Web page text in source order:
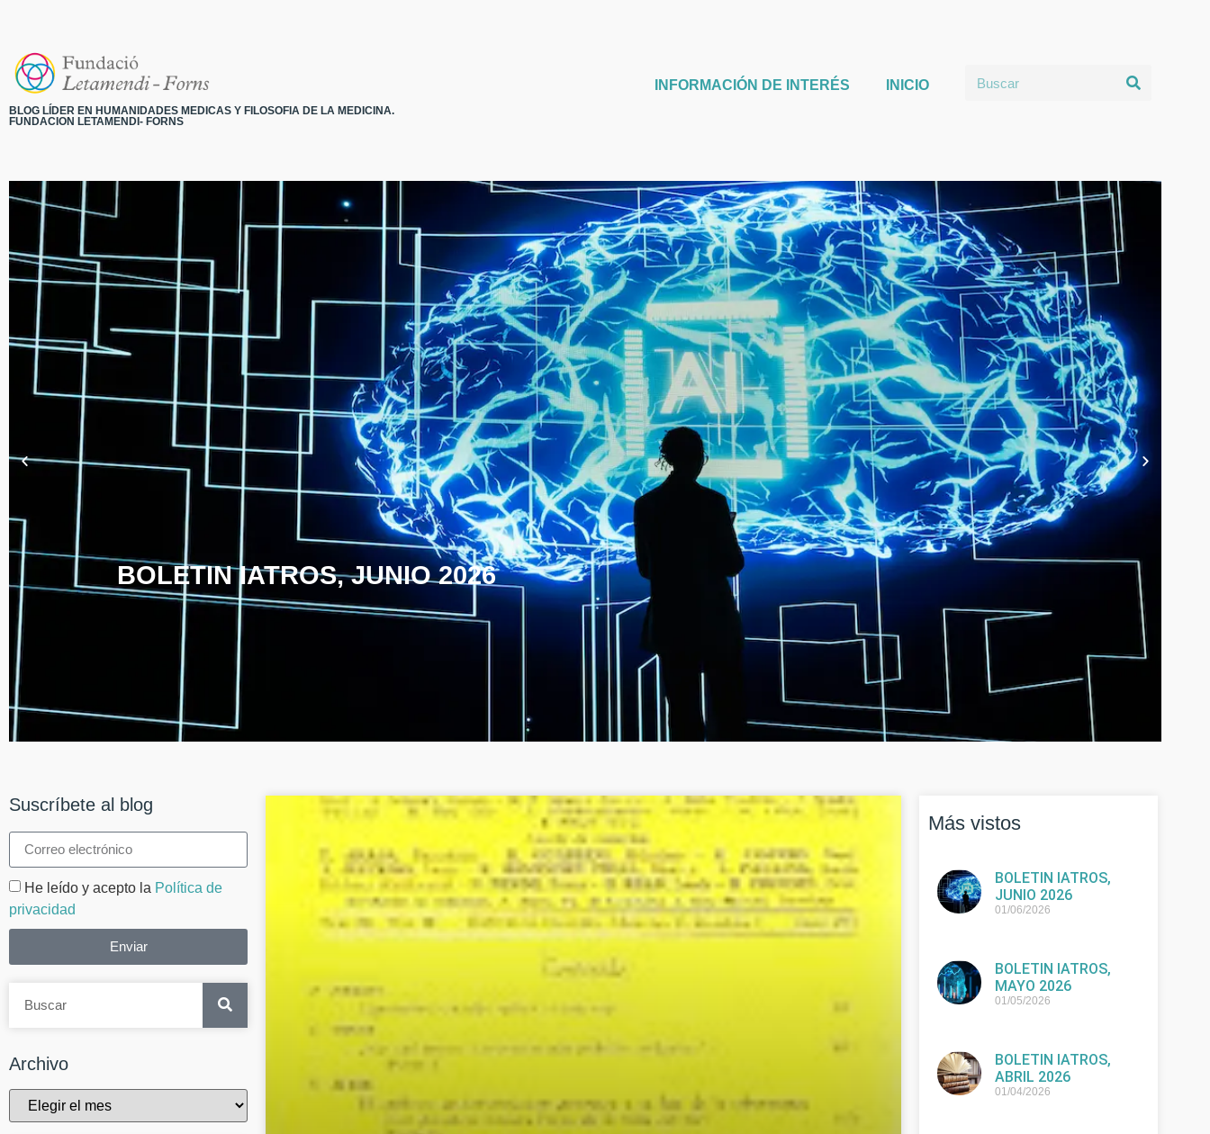
BLOG LÍDER EN HUMANIDADES MEDICAS Y FILOSOFIA DE LA MEDICINA.
FUNDACION LETAMENDI- FORNS
INFORMACIÓN DE INTERÉS INICIO
BOLETIN IATROS, JUNIO 2026
Suscríbete al blog
He leído y acepto la Política de
privacidad
Enviar
Archivo
Más vistos
BOLETIN IATROS,
JUNIO 2026
01/06/2026
BOLETIN IATROS,
MAYO 2026
01/05/2026
BOLETIN IATROS,
ABRIL 2026
01/04/2026